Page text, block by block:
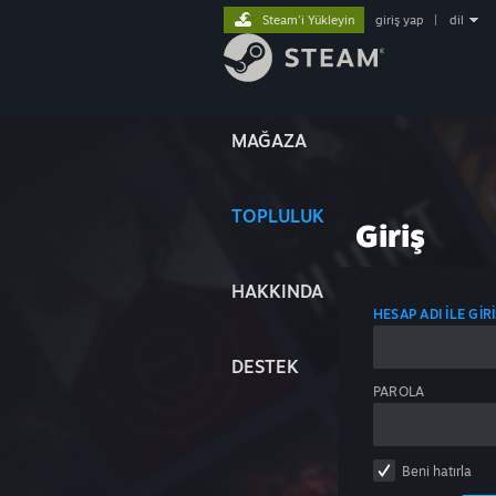
MAĞAZA
TOPLULUK
HAKKINDA
DESTEK
Steam'i Yükleyin giriş yap dil
Giriş
HESAP ADI ILE
PAROLA
Beni hatırla